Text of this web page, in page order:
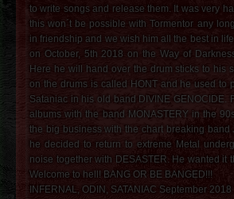
to write songs and release them. It was very
this won´t be possible with Tormentor any
in friendship and we wish him all the best in
on October, 5th 2018 on the Way of
Here he will hand over the drum sticks to his
on the drums is called HONT and he used to
Sataniac in his old band DIVINE GENOCIDE.
albums with the band MONASTERY in the
the big business with the chart breaking band
he decided to return to extreme Metal
noise together with DESASTER. He wanted it
Welcome to hell! BANG OR BE BANGED!!!
INFERNAL, ODIN, SATANIAC September 2018